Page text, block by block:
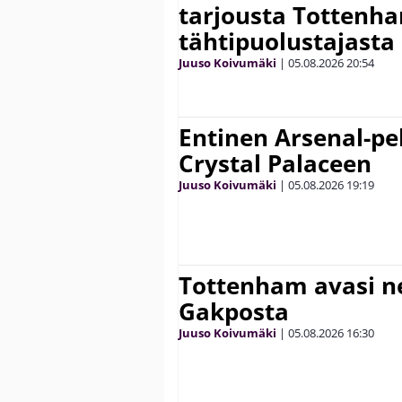
tarjousta
tähtipuolustajasta
Juuso Koivumäki | 05.08.202620:54
Entinen Arsenal-
Crystal Palaceen
Juuso Koivumäki | 05.08.2026 19:19
Tottenham avasi
Gakposta
Juuso Koivumäki | 05.08.2026 16:30